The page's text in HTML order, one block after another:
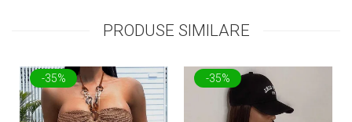
PRODUSE SIMILARE
-35% -35%